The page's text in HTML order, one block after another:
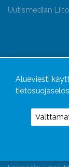
Uutismedian
Alueviesti